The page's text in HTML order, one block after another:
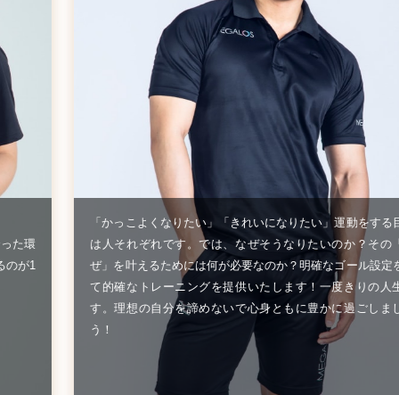
た環
のが1
「かっこよくなりたい」「きれいになりたい」運動をする
は人それぞれです。では、なぜそうなりたいのか？その
ぜ」を叶えるためには何が必要なのか？明確なゴール設定
て的確なトレーニングを提供いたします！一度きりの人
す。理想の自分を諦めないで心身ともに豊かに過ごしま
う！